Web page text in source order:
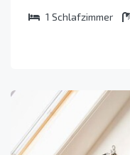
1 Schlafzimmer